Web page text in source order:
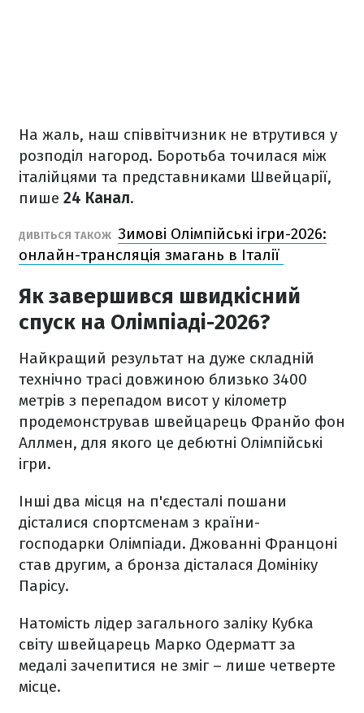
На жаль, наш співвітчизник не втрутився у
розподіл нагород. Боротьба точилася між
італійцями та представниками Швейцарії,
пише 24 Канал.
ДИВІТЬСЯ ТАКОЖ Зимові Олімпійські ігри-2026:
онлайн-трансляція змагань в Італії
Як завершився швидкісний
спуск на Олімпіаді-2026?
Найкращий результат на дуже складній
технічно трасі довжиною близько 3400
метрів з перепадом висот у кілометр
продемонстрував швейцарець Франйо фон
Аллмен, для якого це дебютні Олімпійські
ігри.
Інші два місця на п'єдесталі пошани
дісталися спортсменам з країни-
господарки Олімпіади. Джованні Францоні
став другим, а бронза дісталася Домініку
Парісу.
Натомість лідер загального заліку Кубка
світу швейцарець Марко Одерматт за
медалі зачепитися не зміг – лише четверте
місце.